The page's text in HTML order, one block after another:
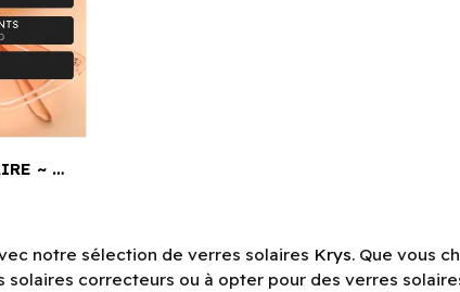
PACK VISION SIMPLE SOLAIRE ~ ECO-PRESTIGE (VERRES SEULS)
notre sélection de verres solaires Krys. Que vous
solaires correcteurs ou à opter pour des verres